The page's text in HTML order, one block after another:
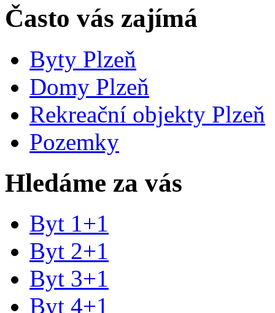
Často vás zajímá
Byty Plzeň
Domy Plzeň
Rekreační objekty Plzeň
Pozemky
Hledáme za vás
Byt 1+1
Byt 2+1
Byt 3+1
Byt 4+1